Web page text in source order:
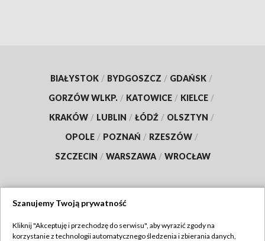
BIAŁYSTOK / BYDGOSZCZ / GDAŃSK /
GORZÓW WLKP. / KATOWICE / KIELCE /
KRAKÓW / LUBLIN / ŁÓDŹ / OLSZTYN /
OPOLE / POZNAŃ / RZESZÓW /
SZCZECIN / WARSZAWA / WROCŁAW
Szanujemy Twoją prywatność
Kliknij "Akceptuję i przechodzę do serwisu", aby wyrazić zgody na
korzystanie z technologii automatycznego śledzenia i zbierania danych,